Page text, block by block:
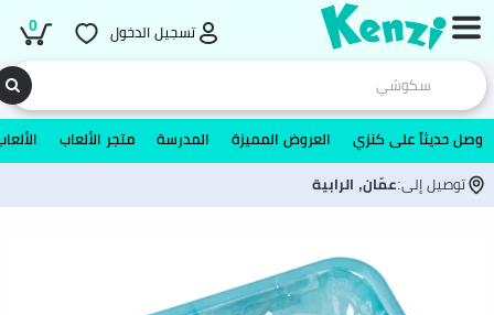
تسجيل الدخول 0
وصل حديثاً على كنزي العروض المميزة المدرسة متجر الألعاب
توصيل إلى:عمّان, الرابية